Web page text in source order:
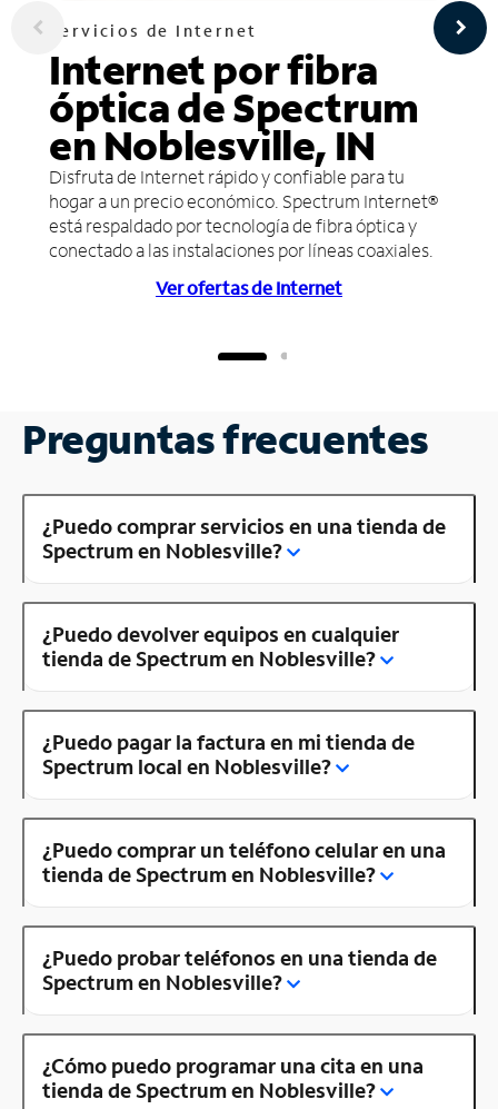
Servicios de Internet
Internet por fibra
óptica de Spectrum
en Noblesville, IN
Disfruta de Internet rápido y confiable para tu
hogar a un precio económico. Spectrum Internet®
está respaldado por tecnología de fibra óptica y
conectado a las instalaciones por líneas coaxiales.
Ver ofertas de Internet
Preguntas frecuentes
¿Puedo comprar servicios en una tienda de
Spectrum en Noblesville?
¿Puedo devolver equipos en cualquier
tienda de Spectrum en Noblesville?
¿Puedo pagar la factura en mi tienda de
Spectrum local en Noblesville?
¿Puedo comprar un teléfono celular en una
tienda de Spectrum en Noblesville?
¿Puedo probar teléfonos en una tienda de
Spectrum en Noblesville?
¿Cómo puedo programar una cita en una
tienda de Spectrum en Noblesville?